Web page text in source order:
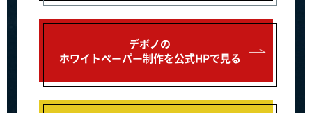
デボノの
ホワイトペーパー制作を公式HPで見る